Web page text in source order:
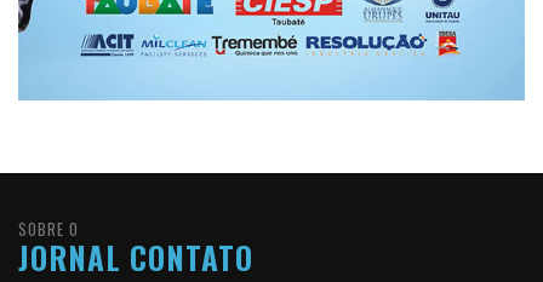
SOBRE O
JORNAL CONTATO